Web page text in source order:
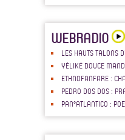
WEBRADIO
LES HAUTS TALONS
YÉLIKÉ DOUCE
ETHNOFANFARE :
PEDRO DOS DOS :
PAN°ATLANTICO :